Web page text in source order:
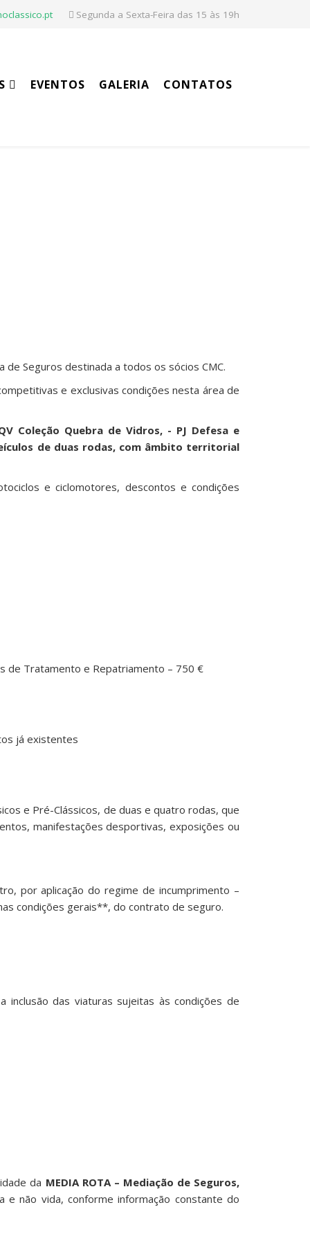
Segunda a Sexta-Feira das 15 às 19h
EVENTOS GALERIA CONTATOS
de Seguros destinada a todos os sócios CMC.
e exclusivas condições nesta área de
Coleção Quebra de Vidros, - PJ Defesa e
de duas rodas, com âmbito territorial
e ciclomotores, descontos e condições
de Tratamento e Repatriamento – 750 €
já existentes
e Pré-Clássicos, de duas e quatro rodas, que
manifestações desportivas, exposições ou
por aplicação do regime de incumprimento –
condições gerais**, do contrato de seguro.
inclusão das viaturas sujeitas às condições de
da MEDIA ROTA – Mediação de Seguros,
e não vida, conforme informação constante do